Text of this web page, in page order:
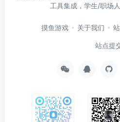
工具集成，学生/职场
摸鱼游戏 关于我们
站点提